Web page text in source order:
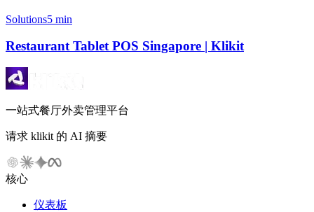
Solutions5 min
Restaurant Tablet POS Singapore | Klikit
一站式餐厅外卖管理平台
请求 klikit 的 AI 摘要
核心
仪表板